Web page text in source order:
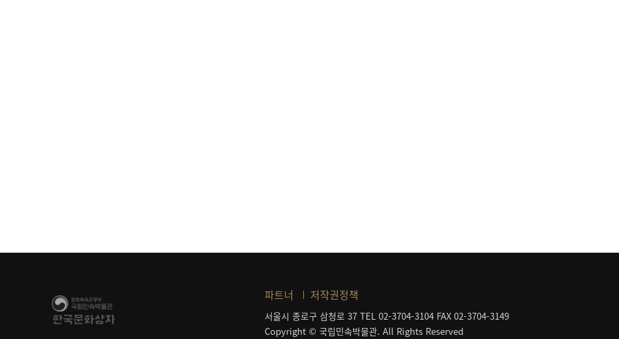
파트너 저작권정책
서울시 종로구 삼청로 37 TEL 02-3704-3104 FAX 02-3704-3149
Copyright © 국립민속박물관. All Rights Reserved